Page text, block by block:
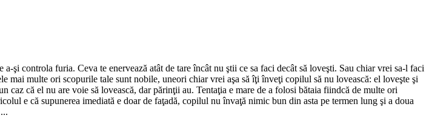
şi controla furia. Ceva te enervează atât de tare încât nu ştii ce sa faci decât să loveşti. Sau chiar vrei sa-l faci
mai multe ori scopurile tale sunt nobile, uneori chiar vrei aşa să îţi înveţi copilul să nu lovească: el loveşte şi
că el nu are voie să lovească, dar părinţii au. Tentaţia e mare de a folosi bătaia fiindcă de multe ori
e că supunerea imediată e doar de faţadă, copilul nu învaţă nimic bun din asta pe termen lung şi a doua